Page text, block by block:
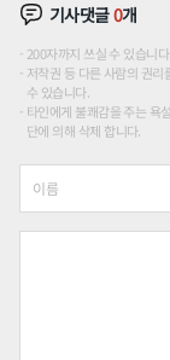
기사댓글0개
200자까지 쓰실 수 있습니
저작권 등 다른 사람의 권
수 있습니다.
타인에게 불쾌감을 주는 욕
단에 의해 삭제 합니다.